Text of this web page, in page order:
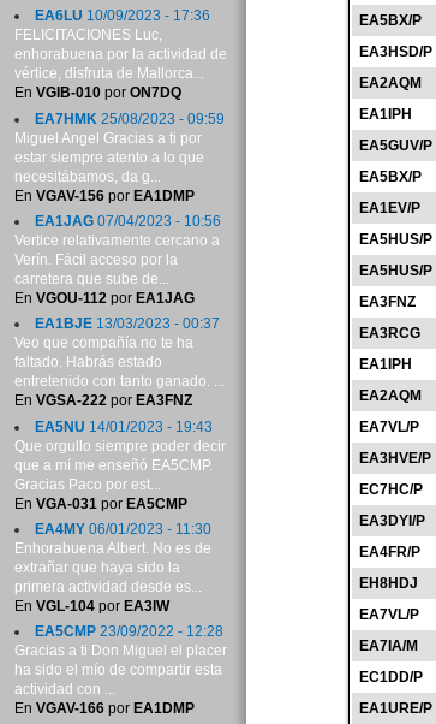
EA5BX/P
EA3HSD/P
EA2AQM
EA1IPH
EA5GUV/P
EA5BX/P
EA1EV/P
EA5HUS/P
EA5HUS/P
EA3FNZ
EA3RCG
EA1IPH
EA2AQM
EA7VL/P
EA3HVE/P
EC7HC/P
EA3DYI/P
EA4FR/P
EH8HDJ
EA7VL/P
EA7IA/M
EC1DD/P
EA1URE/P
EA6LU 10/09/2023 - 17:36
FELICITACIONES Luc,
enhorabuena por la actividad de
vértice, disfruta de Mallorca...
En VGIB-010por ON7DQ
EA7HMK 25/08/2023 - 09:59
Miguel Angel Gracias a ti por
estar siempre atento a lo que
necesitábamos, da g...
En VGAV-156por EA1DMP
EA1JAG07/04/2023 - 10:56
Vertice relativamente cercano a
Verín. Fácil acceso por la
carretera que sube de...
En VGOU-112por EA1JAG
EA1BJE13/03/2023 - 00:37
Veo que compañía no te ha
faltado. Habrás estado
entretenido con tanto ganado. ...
En VGSA-222por EA3FNZ
EA5NU 14/01/2023 - 19:43
Que orgullo siempre poder decir
que a mí me enseñó EA5CMP.
Gracias Paco por est...
En VGA-031 por EA5CMP
EA4MY06/01/2023 - 11:30
Enhorabuena Albert. No es de
extrañar que haya sido la
primera actividad desde es...
En VGL-104por EA3IW
EA5CMP23/09/2022 - 12:28
Gracias a ti Don Miguel el placer
ha sido el mío de compartir esta
actividad con ...
En VGAV-166por EA1DMP